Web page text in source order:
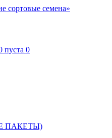
пуста 0
ПАКЕТЫ)